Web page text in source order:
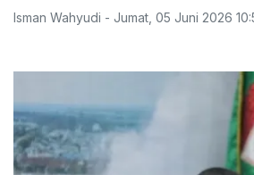
Isman Wahyudi - Jumat 05 Juni 2026